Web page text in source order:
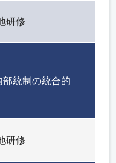
研修
統制の統合的
研修